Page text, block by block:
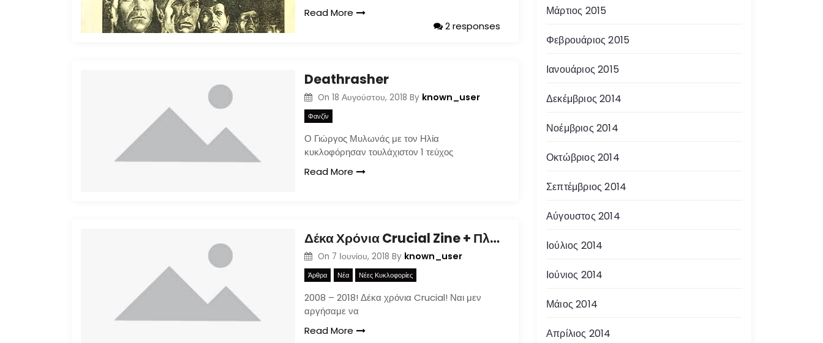
Read More
2 responses
Deathrasher
On 18 Αυγούστου, 2018 By known_user
Φανζίν
Ο Γιώργος Μυλωνάς με τον Ηλία
κυκλοφόρησαν τουλάχιστον 1 τεύχος
Read More
Δέκα Χρόνια Crucial Zine + Πλούσια Δώρα!
On 7 Ιουνίου, 2018 By known_user
Άρθρα Νέα Νέες Κυκλοφορίες
2008 – 2018! Δέκα χρόνια Crucial! Ναι μεν
αργήσαμε να
Read More
Μάρτιος 2015
Φεβρουάριος 2015
Ιανουάριος 2015
Δεκέμβριος 2014
Νοέμβριος 2014
Οκτώβριος 2014
Σεπτέμβριος 2014
Αύγουστος 2014
Ιούλιος 2014
Ιούνιος 2014
Μάιος 2014
Απρίλιος 2014